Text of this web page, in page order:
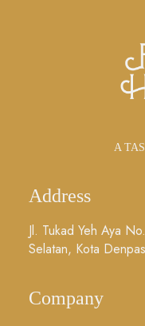
A
Address
Jl. Tukad Yeh Aya
Selatan, Kota
Company